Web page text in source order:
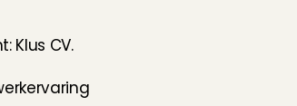
Klus CV.